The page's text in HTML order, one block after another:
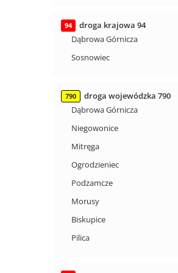
94
droga krajowa 94
Dąbrowa Górnicza
Sosnowiec
790
droga wojewódzka 790
Dąbrowa Górnicza
Niegowonice
Mitręga
Ogrodzieniec
Podzamcze
Morusy
Biskupice
Pilica